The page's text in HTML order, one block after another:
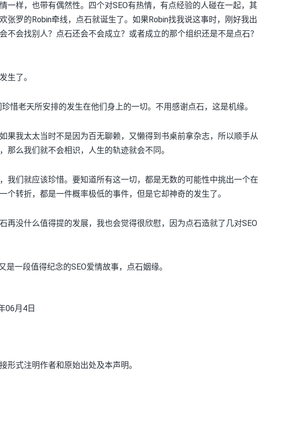
一样，也带有偶然性。四个对SEO有热情，有点经验的人碰在一起，其
张罗的Robin牵线，点石就诞生了。如果Robin找我说这事时，刚好我出
不会找别人？点石还会不会成立？或者成立的那个组织还是不是点石？
生了。
惜老天所安排的发生在他们身上的一切。不用感谢点石，这是机缘。
果我太太当时不是因为百无聊赖，又懒得到书桌前拿杂志，所以顺手从
那么我们就不会相识，人生的轨迹就会不同。
我们就应该珍惜。要知道所有这一切，都是无数的可能性中挑出一个在
个转折，都是一件概率极低的事件，但是它却神奇的发生了。
再没什么值得提的发展，我也会觉得很欣慰，因为点石造就了几对SEO
是一段值得纪念的SEO爱情故事，点石姻缘。
06月4日
形式注明作者和原始出处及本声明。